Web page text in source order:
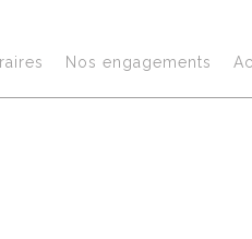
Nos engagements